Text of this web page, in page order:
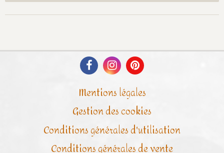
Mentions légales
Gestion des cookies
Conditions générales d'utilisation
Conditions générales de vente